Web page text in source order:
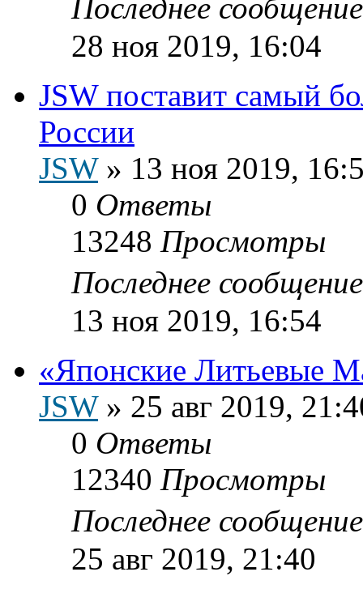
Последнее
28 ноя 2019, 16:04
JSW поставит самый
России
JSW» 13 ноя 2019,
0 Ответы
13248 Просмотры
Последнее
13 ноя 2019, 16:54
«Японские Литьевые
JSW» 25 авг 2019,
0 Ответы
12340 Просмотры
Последнее
25 авг 2019, 21:40